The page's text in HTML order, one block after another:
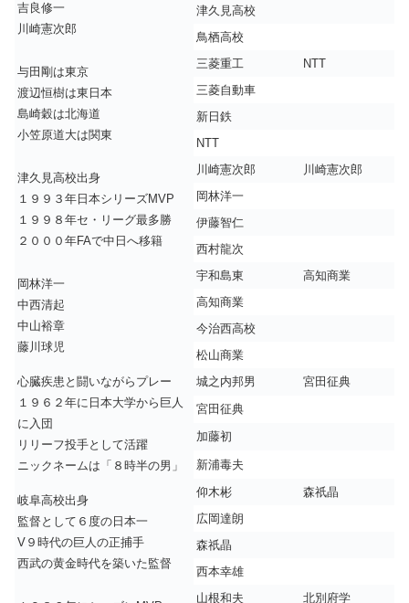
吉良修一
川崎憲次郎
津久見高校
鳥栖高校
与田剛は東京
渡辺恒樹は東日本
島崎穀は北海道
小笠原道大は関東
三菱重工
NTT
三菱自動車
新日鉄
NTT
津久見高校出身
１９９３年日本シリーズMVP
１９９８年セ・リーグ最多勝
２０００年FAで中日へ移籍
川崎憲次郎
川崎憲次郎
岡林洋一
伊藤智仁
西村龍次
岡林洋一
中西清起
中山裕章
藤川球児
宇和島東
高知商業
高知商業
今治西高校
松山商業
心臓疾患と闘いながらプレー
１９６２年に日本大学から巨人
に入団
リリーフ投手として活躍
ニックネームは「８時半の男」
城之内邦男
宮田征典
宮田征典
加藤初
新浦毒夫
岐阜高校出身
監督として６度の日本一
V９時代の巨人の正捕手
西武の黄金時代を築いた監督
仰木彬
森祇晶
広岡達朗
森祇晶
西本幸雄
山根和夫
北別府学